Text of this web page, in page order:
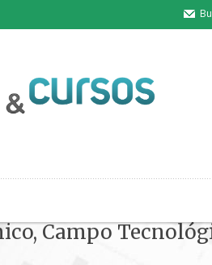
Campo